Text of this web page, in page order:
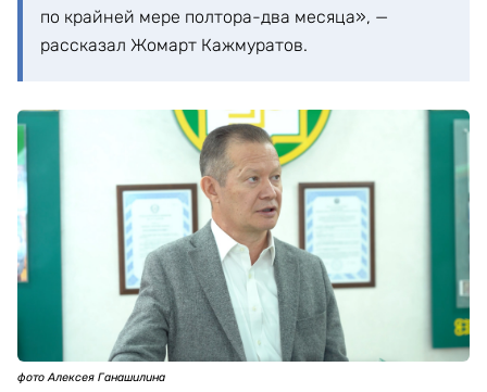
по крайней мере полтора-два месяца», —
рассказал Жомарт Кажмуратов.
фото Алексея Ганашилина